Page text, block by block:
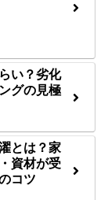
い？劣化
グの見極
とは？家
資材が受
コツ